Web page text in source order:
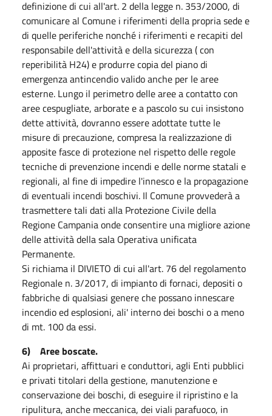
definizione di cui all'art. 2 della legge n. 353/2000, di
comunicare al Comune i riferimenti della propria sede e
di quelle periferiche nonché i riferimenti e recapiti del
responsabile dell'attività e della sicurezza ( con
reperibilità H24) e produrre copia del piano di
emergenza antincendio valido anche per le aree
esterne. Lungo il perimetro delle aree a contatto con
aree cespugliate, arborate e a pascolo su cui insistono
dette attività, dovranno essere adottate tutte le
misure di precauzione, compresa la realizzazione di
apposite fasce di protezione nel rispetto delle regole
tecniche di prevenzione incendi e delle norme statali e
regionali, al fine di impedire l'innesco e la propagazione
di eventuali incendi boschivi. Il Comune provvederà a
trasmettere tali dati alla Protezione Civile della
Regione Campania onde consentire una migliore azione
delle attività della sala Operativa unificata
Permanente.
Si richiama il DIVIETO di cui all'art. 76 del regolamento
Regionale n. 3/2017, di impianto di fornaci, depositi o
fabbriche di qualsiasi genere che possano innescare
incendio ed esplosioni, ali' interno dei boschi o a meno
di mt. 100 da essi.
6) Aree boscate.
Ai proprietari, affittuari e conduttori, agli Enti pubblici
e privati titolari della gestione, manutenzione e
conservazione dei boschi, di eseguire il ripristino e la
ripulitura, anche meccanica, dei viali parafuoco, in